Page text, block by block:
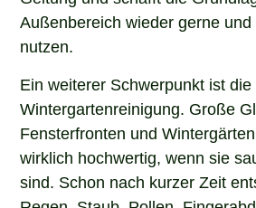
Außenbereich wieder gerne und
nutzen.
Ein weiterer Schwerpunkt ist die
Wintergartenreinigung. Große
Fensterfronten und
wirklich hochwertig, wenn sie
sind. Schon nach kurzer Zeit
Regen, Staub, Pollen,